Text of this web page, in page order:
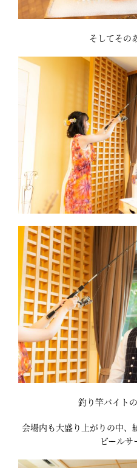
そしてその
釣り竿バイト
会場内も大盛り上がりの中、
ビールサ